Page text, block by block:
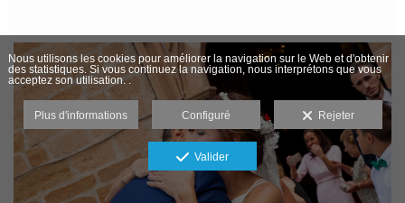
Nous utilisons les cookies pour améliorer la navigation sur le Web et d'obtenir
des statistiques. Si vous continuez la navigation, nous interprétons que vous
acceptez son utilisation. .
Plus d'informations Configuré Rejeter
Valider